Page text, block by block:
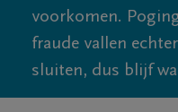
voorkomen.
fraude vallen
sluiten, dus blijf